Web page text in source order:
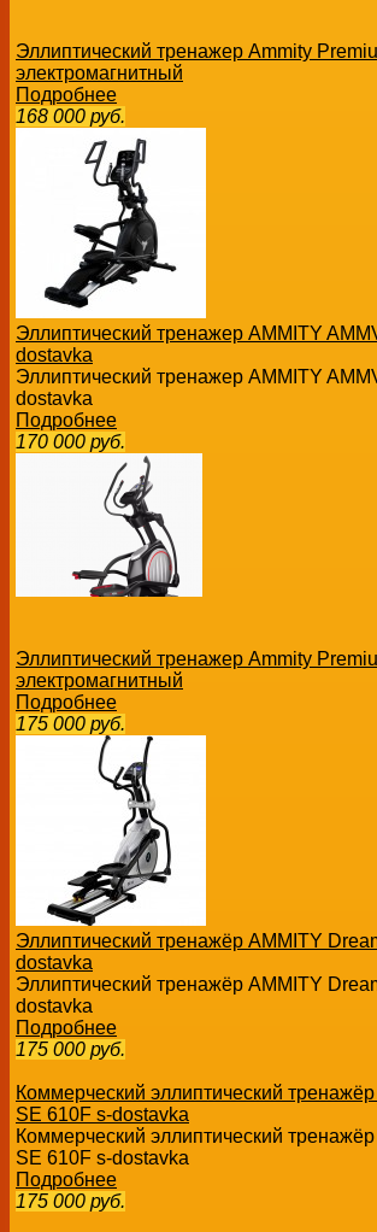
Эллиптический тренажер Ammity
электромагнитный
Подробнее
168 000 руб.
Эллиптический тренажер AMMITY
dostavka
Эллиптический тренажер AMMITY
dostavka
Подробнее
170 000 руб.
Эллиптический тренажер Ammity
электромагнитный
Подробнее
175 000 руб.
Эллиптический тренажёр AMMITY
dostavka
Эллиптический тренажёр AMMITY
dostavka
Подробнее
175 000 руб.
Коммерческий эллиптический
SE 610F s-dostavka
Коммерческий эллиптический
SE 610F s-dostavka
Подробнее
175 000 руб.